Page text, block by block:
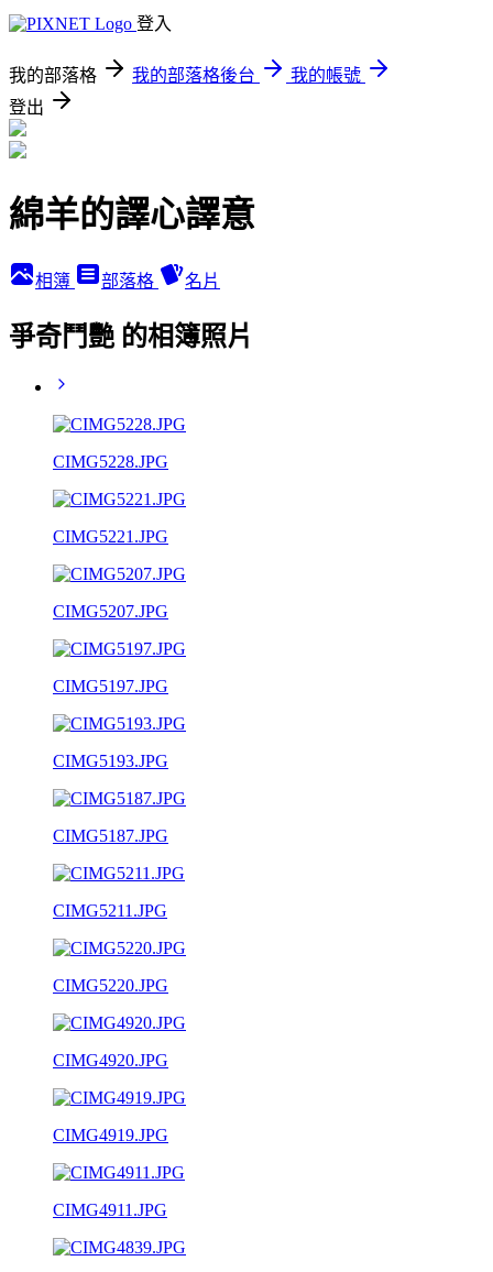
登入
我的部落格 我的部落格後台
我的帳號
登出
綿羊的譯心譯意
相簿 部落格 名片
爭奇鬥艷 的相簿照片
CIMG5228.JPG
CIMG5221.JPG
CIMG5207.JPG
CIMG5197.JPG
CIMG5193.JPG
CIMG5187.JPG
CIMG5211.JPG
CIMG5220.JPG
CIMG4920.JPG
CIMG4919.JPG
CIMG4911.JPG